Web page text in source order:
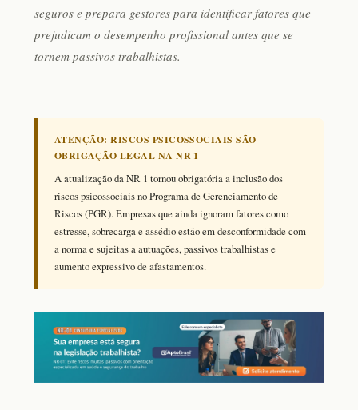
seguros e prepara gestores para identificar fatores que
prejudicam o desempenho profissional antes que se
tornem passivos trabalhistas.
ATENÇÃO: RISCOS PSICOSSOCIAIS SÃO
OBRIGAÇÃO LEGAL NA NR 1
A atualização da NR 1 tornou obrigatória a inclusão dos
riscos psicossociais no Programa de Gerenciamento de
Riscos (PGR). Empresas que ainda ignoram fatores como
estresse, sobrecarga e assédio estão em desconformidade com
a norma e sujeitas a autuações, passivos trabalhistas e
aumento expressivo de afastamentos.